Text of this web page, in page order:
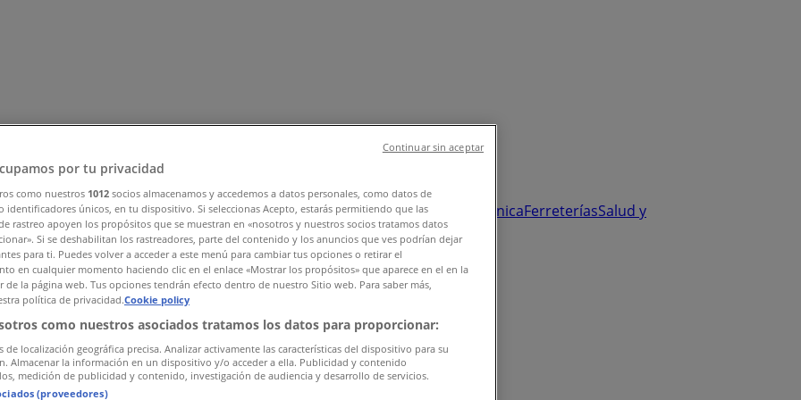
Zapatos y AccesoriosEl Regreso A ClasesHogarFarmacias y Salud ElectrónicaFerreteríasSalud y
y PapeleríasOcioNiñosViajes y EntretenimientoÓpticas
por tu privacidad
como nuestros 1012 socios almacenamos y accedemos a datos personales, como datos de
identificadores únicos, en tu dispositivo. Si seleccionas Acepto, estarás permitiendo que las
rastreo apoyen los propósitos que se muestran en «nosotros y nuestros socios tratamos datos
Si se deshabilitan los rastreadores, parte del contenido y los anuncios que ves podrían dejar
para ti. Puedes volver a acceder a este menú para cambiar tus opciones o retirar el
en cualquier momento haciendo clic en el enlace «Mostrar los propósitos» que aparece en el en la
de la página web. Tus opciones tendrán efecto dentro de nuestro Sitio web. Para saber más,
política de privacidad.Cookie policy
como nuestros asociados tratamos los datos para proporcionar:
de localización geográfica precisa. Analizar activamente las características del dispositivo para su
Almacenar la información en un dispositivo y/o acceder a ella. Publicidad y contenido
medición de publicidad y contenido, investigación de audiencia y desarrollo de servicios.
(proveedores)
Continuar sin aceptar